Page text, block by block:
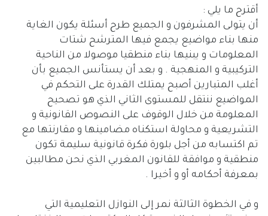
أقترح ما يلي :
أن يتولى المشرفون و الجميع طرح أسئلة يكون الغاية
منها بناء مواضيع يجمع فيها المترشح شتات
المعلومات و يبنيها بناء منطقيا موصولا من الناحية
التركيبية و المنهجية . و بعد أن يستأنس الجميع بأن
أغلب المتبارين أصبح يمتلك القدرة على التحكم في
المواضيع ننتقل للمستوى الثاني الذي هو تصحيح
المعلومة من خلال الوقوف على النصوص القانونية و
التشريعية و محاولة استكناه مضامينها و مقارنتها مع
تم اكتسابه من أجل بلورة فكرة قانونية سليمة تكون
منطقية و موافقة للقانون المغربي الذي نحن مطالبين
بمعرفة أحكامه أو و أخيرا .
و في الخطوة الثالثة نمر إلى النوازل التعليمية التي